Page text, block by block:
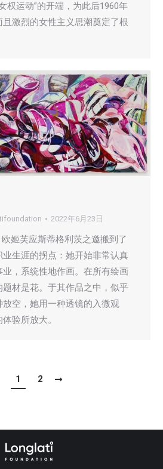
权运动”的开端，为此后1960年
激烈的女性主义思潮奠定了根
2022年6月23日
欧姬芙应斯蒂格利茨之邀搬到了
生涯的拐点：她开始非常认真
，系统性地作画。在所有绘画
材是花。于其作品之中，似乎
空，她用一种透镜的入微观
验所放大。
1 2